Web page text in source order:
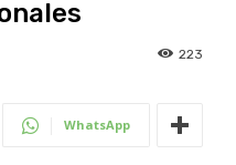
223
WhatsApp